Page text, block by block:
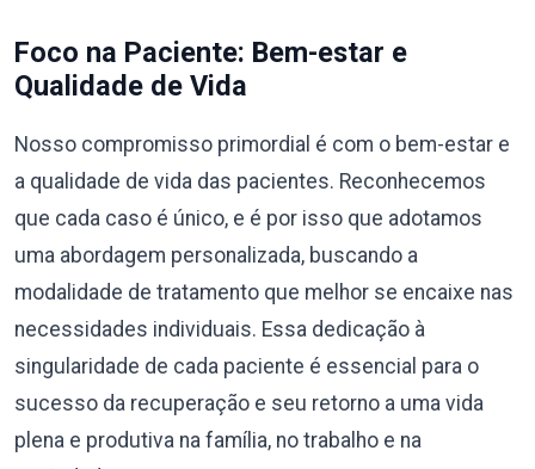
Foco na Paciente: Bem-estar e
Qualidade de Vida
Nosso compromisso primordial é com o bem-estar e
a qualidade de vida das pacientes. Reconhecemos
que cada caso é único, e é por isso que adotamos
uma abordagem personalizada, buscando a
modalidade de tratamento que melhor se encaixe nas
necessidades individuais. Essa dedicação à
singularidade de cada paciente é essencial para o
sucesso da recuperação e seu retorno a uma vida
plena e produtiva na família, no trabalho e na